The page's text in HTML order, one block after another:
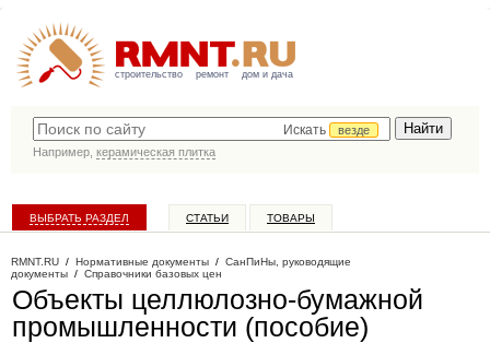
строительство ремонт дом и дача
Искать
везде
Например, керамическая плитка
ВЫБРАТЬ РАЗДЕЛ СТАТЬИ ТОВАРЫ
RMNT.RU / Нормативные документы / СанПиНы, руководящие
документы / Справочники базовых цен
Объекты целлюлозно-бумажной
промышленности (пособие)